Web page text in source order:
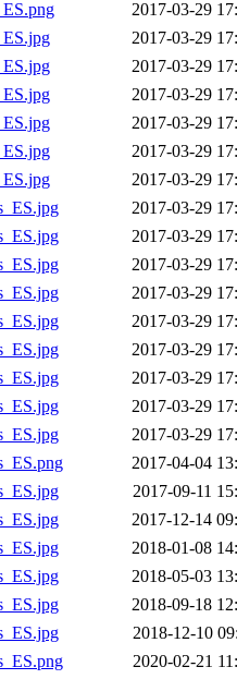
2017-03-29
2017-03-29
2017-03-29
2017-03-29
2017-03-29
2017-03-29
2017-03-29
2017-03-29
2017-03-29
2017-03-29
2017-03-29
2017-03-29
2017-03-29
2017-03-29
2017-03-29
2017-03-29
2017-04-04
2017-09-11
2017-12-14
2018-01-08
2018-05-03
2018-09-18
2018-12-10
2020-02-21